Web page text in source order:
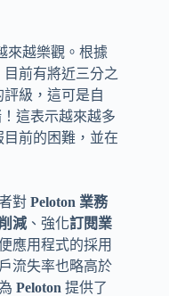
來越樂觀。根據
目前有將近三分之
評級，這可是自
這表示越來越多
目前的困難，並在
對 Peloton 業務
減、強化訂閱業
應用程式的採用
流失率也略高於
Peloton 提供了